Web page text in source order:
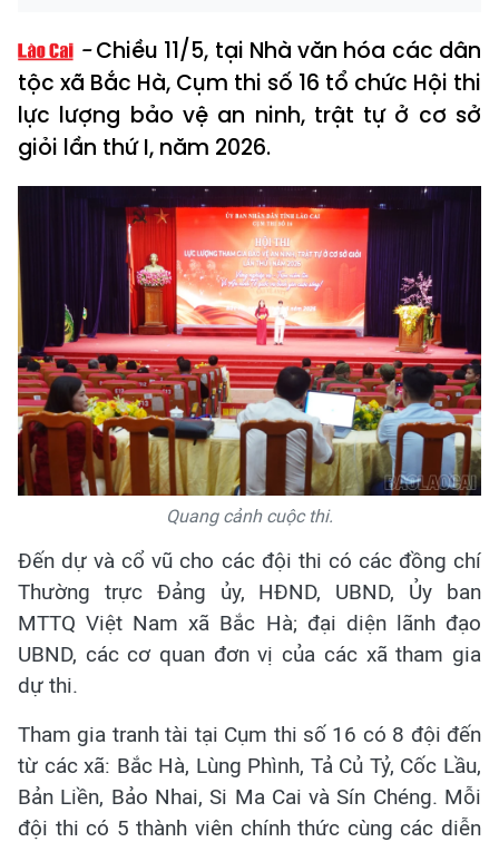
Chiều 11/5, tại Nhà văn hóa các dân
tộc xã Bắc Hà, Cụm thi số 16 tổ chức Hội thi
lực lượng bảo vệ an ninh, trật tự ở cơ sở
giỏi lần thứ I, năm 2026.
Quang cảnh cuộc thi.
Đến dự và cổ vũ cho các đội thi có các đồng chí
Thường trực Đảng ủy, HĐND, UBND, Ủy ban
MTTQ Việt Nam xã Bắc Hà; đại diện lãnh đạo
UBND, các cơ quan đơn vị của các xã tham gia
dự thi.
Tham gia tranh tài tại Cụm thi số 16 có 8 đội đến
từ các xã: Bắc Hà, Lùng Phình, Tả Củ Tỷ, Cốc Lầu,
Bản Liền, Bảo Nhai, Si Ma Cai và Sín Chéng. Mỗi
đội thi có 5 thành viên chính thức cùng các diễn